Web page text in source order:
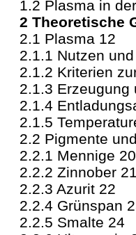
1.2 Plasma in
2 Theoretische
2.1 Plasma 12
2.1.1 Nutzen
2.1.2 Kriterien
2.1.3 Erzeugung
2.1.4
2.1.5
2.2 Pigmente
2.2.1 Mennige 20
2.2.2 Zinnober
2.2.3 Azurit 22
2.2.4 Grünspan
2.2.5 Smalte 24